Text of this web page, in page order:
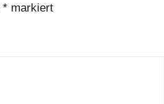
* markiert